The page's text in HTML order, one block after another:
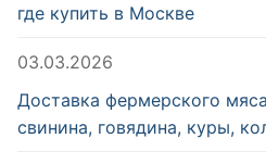
где купить в Москве
03.03.2026
Доставка фермерского
свинина, говядина, куры,